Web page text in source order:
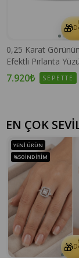
🎁
0,25 Karat
Efektli Pırlanta
7.920₺ SEPETTE
EN ÇOK
🎁
YENI ÜRÜN
%50 İNDIRIM